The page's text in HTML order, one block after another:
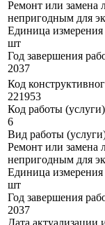
Ремонт или замена
непригодным для
Единица измерения
шт
Год завершения
2037
Код
221953
Код работы
6
Вид работы
Ремонт или замена
непригодным для
Единица измерения
шт
Год завершения
2037